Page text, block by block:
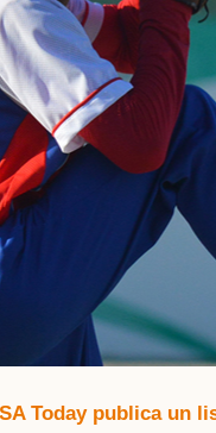
Today publica un